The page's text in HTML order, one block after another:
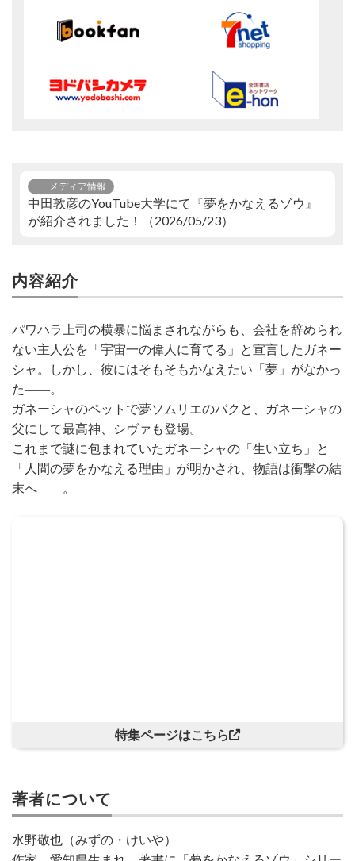
メディア情報
中田敦彦のYouTube大学にて『夢をかなえるゾウ』
が紹介されました！（2026/05/23）
内容紹介
パワハラ上司の横暴に悩まされながらも、会社を辞められ
ない主人公を「宇宙一の偉人に育てる」と宣言したガネー
シャ。しかし、彼にはそもそもかなえたい「夢」がなかっ
た――。
ガネーシャのペットで夢ソムリエのバクと、ガネーシャの
父にして最高神、シヴァも登場。
これまで謎に包まれていたガネーシャの「生い立ち」と
「人間の夢をかなえる理由」が明かされ、物語は衝撃の結
末へ――。
特集ページはこちら
著者について
水野敬也（みずの・けいや）